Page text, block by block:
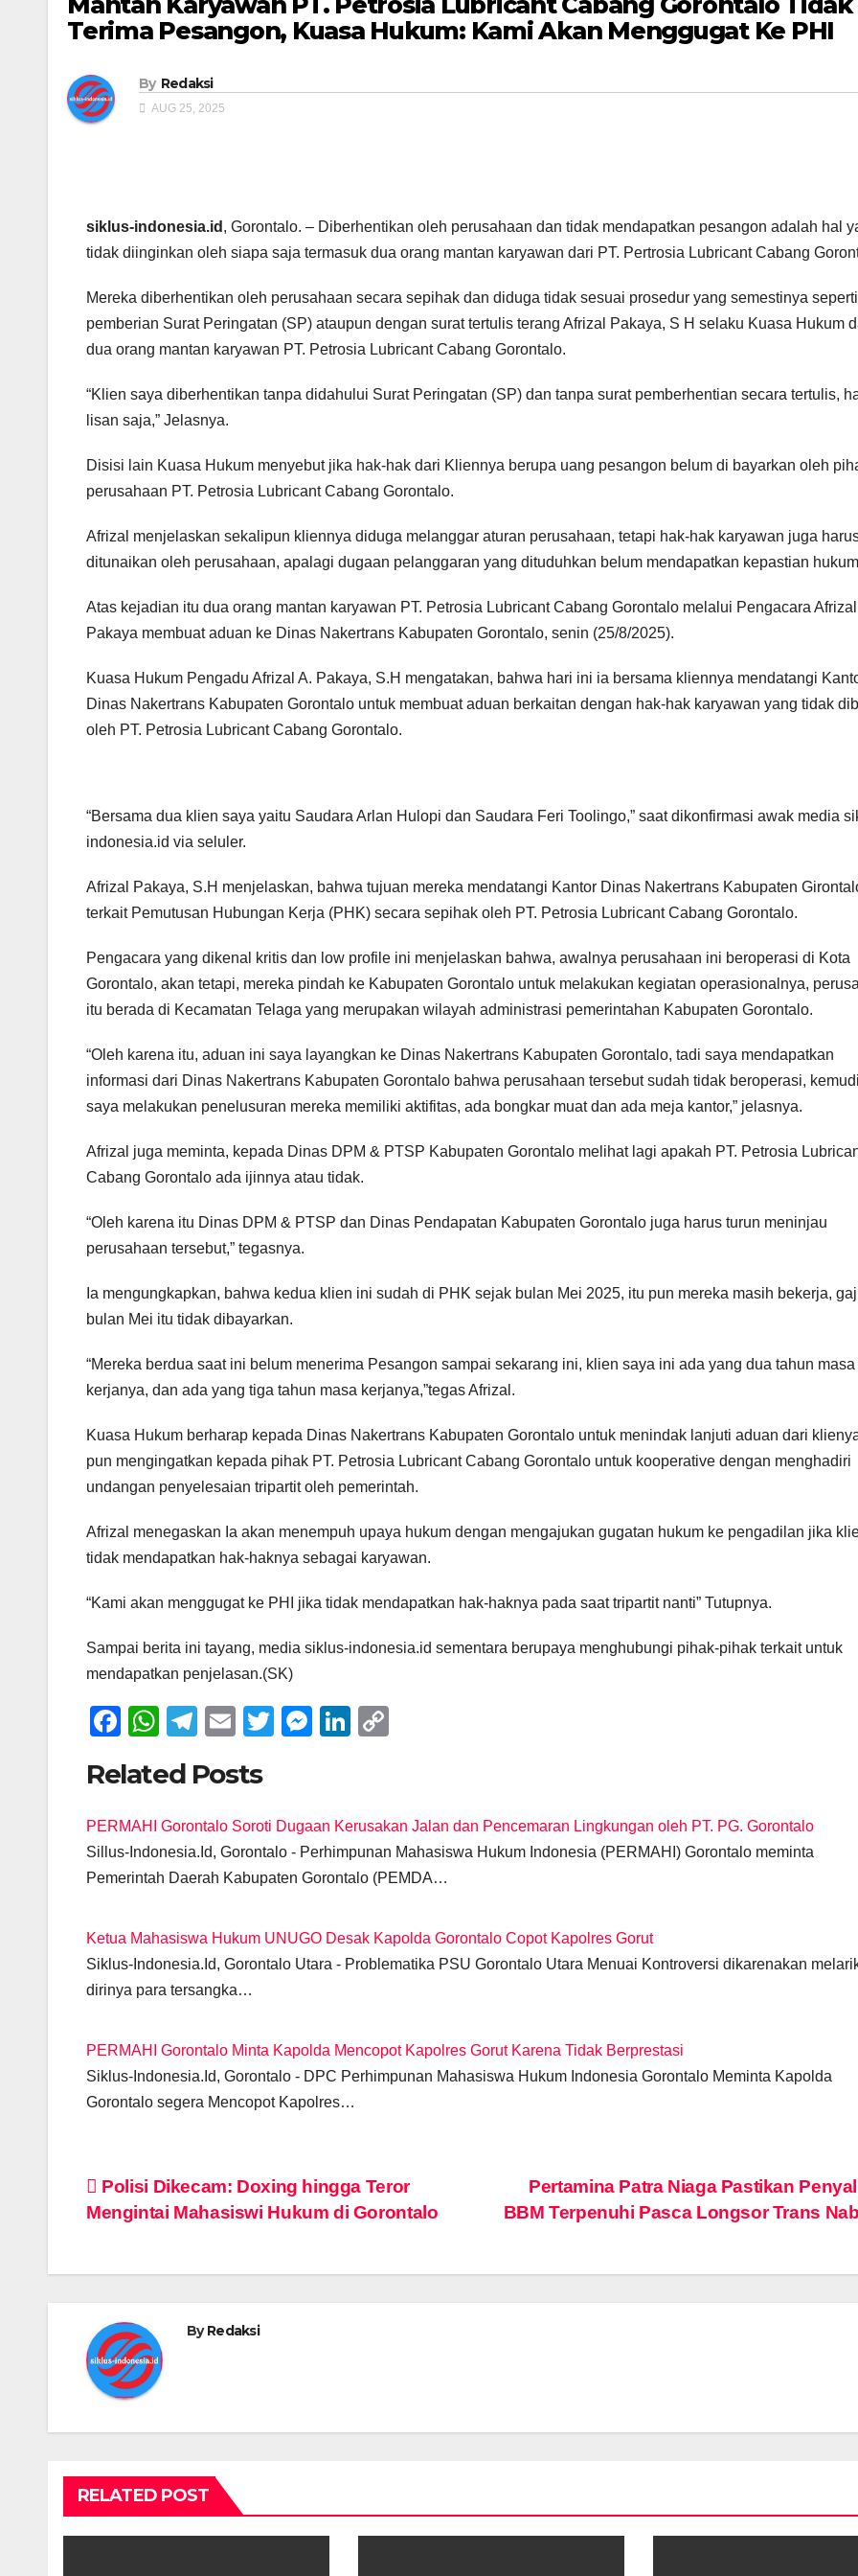
Terima Pesangon, Kuasa Hukum: Kami Akan Menggugat Ke PHI
By Redaksi
AUG 25, 2025
siklus-indonesia.id , Gorontalo. – Diberhentikan oleh perusahaan dan tidak mendapatkan pesangon adalah hal
tidak diinginkan oleh siapa saja termasuk dua orang mantan karyawan dari PT. Pertrosia Lubricant Cabang
Mereka diberhentikan oleh perusahaan secara sepihak dan diduga tidak sesuai prosedur yang semestinya seperti
pemberian Surat Peringatan (SP) ataupun dengan surat tertulis terang Afrizal Pakaya, S H selaku Kuasa Hukum
dua orang mantan karyawan PT. Petrosia Lubricant Cabang Gorontalo.
“Klien saya diberhentikan tanpa didahului Surat Peringatan (SP) dan tanpa surat pemberhentian secara tertulis,
lisan saja,” Jelasnya.
Disisi lain Kuasa Hukum menyebut jika hak-hak dari Kliennya berupa uang pesangon belum di bayarkan oleh
perusahaan PT. Petrosia Lubricant Cabang Gorontalo.
Afrizal menjelaskan sekalipun kliennya diduga melanggar aturan perusahaan, tetapi hak-hak karyawan juga
ditunaikan oleh perusahaan, apalagi dugaan pelanggaran yang dituduhkan belum mendapatkan kepastian
Atas kejadian itu dua orang mantan karyawan PT. Petrosia Lubricant Cabang Gorontalo melalui Pengacara Afrizal
Pakaya membuat aduan ke Dinas Nakertrans Kabupaten Gorontalo, senin (25/8/2025).
Kuasa Hukum Pengadu Afrizal A. Pakaya, S.H mengatakan, bahwa hari ini ia bersama kliennya mendatangi
Dinas Nakertrans Kabupaten Gorontalo untuk membuat aduan berkaitan dengan hak-hak karyawan yang tidak
oleh PT. Petrosia Lubricant Cabang Gorontalo.
“Bersama dua klien saya yaitu Saudara Arlan Hulopi dan Saudara Feri Toolingo,” saat dikonfirmasi awak media
indonesia.id via seluler.
Afrizal Pakaya, S.H menjelaskan, bahwa tujuan mereka mendatangi Kantor Dinas Nakertrans Kabupaten
terkait Pemutusan Hubungan Kerja (PHK) secara sepihak oleh PT. Petrosia Lubricant Cabang Gorontalo.
Pengacara yang dikenal kritis dan low profile ini menjelaskan bahwa, awalnya perusahaan ini beroperasi di Kota
Gorontalo, akan tetapi, mereka pindah ke Kabupaten Gorontalo untuk melakukan kegiatan operasionalnya,
itu berada di Kecamatan Telaga yang merupakan wilayah administrasi pemerintahan Kabupaten Gorontalo.
“Oleh karena itu, aduan ini saya layangkan ke Dinas Nakertrans Kabupaten Gorontalo, tadi saya mendapatkan
informasi dari Dinas Nakertrans Kabupaten Gorontalo bahwa perusahaan tersebut sudah tidak beroperasi,
saya melakukan penelusuran mereka memiliki aktifitas, ada bongkar muat dan ada meja kantor,” jelasnya.
Afrizal juga meminta, kepada Dinas DPM & PTSP Kabupaten Gorontalo melihat lagi apakah PT. Petrosia
Cabang Gorontalo ada ijinnya atau tidak.
“Oleh karena itu Dinas DPM & PTSP dan Dinas Pendapatan Kabupaten Gorontalo juga harus turun meninjau
perusahaan tersebut,” tegasnya.
Ia mengungkapkan, bahwa kedua klien ini sudah di PHK sejak bulan Mei 2025, itu pun mereka masih bekerja,
bulan Mei itu tidak dibayarkan.
“Mereka berdua saat ini belum menerima Pesangon sampai sekarang ini, klien saya ini ada yang dua tahun masa
kerjanya, dan ada yang tiga tahun masa kerjanya,”tegas Afrizal.
Kuasa Hukum berharap kepada Dinas Nakertrans Kabupaten Gorontalo untuk menindak lanjuti aduan dari
pun mengingatkan kepada pihak PT. Petrosia Lubricant Cabang Gorontalo untuk kooperative dengan menghadiri
undangan penyelesaian tripartit oleh pemerintah.
Afrizal menegaskan Ia akan menempuh upaya hukum dengan mengajukan gugatan hukum ke pengadilan jika
tidak mendapatkan hak-haknya sebagai karyawan.
“Kami akan menggugat ke PHI jika tidak mendapatkan hak-haknya pada saat tripartit nanti” Tutupnya.
Sampai berita ini tayang, media siklus-indonesia.id sementara berupaya menghubungi pihak-pihak terkait untuk
mendapatkan penjelasan.(SK)
F
c
e
b
o
k
W
at
s
A
p
T
e
gr
a
m
E
ail
T
er
M
e
n
g
Li
e
dI
n
y
Li
n
Related Posts
PERMAHI Gorontalo Soroti Dugaan Kerusakan Jalan dan Pencemaran Lingkungan oleh PT. PG. Gorontalo
Sillus-Indonesia.Id, Gorontalo - Perhimpunan Mahasiswa Hukum Indonesia (PERMAHI) Gorontalo meminta
Pemerintah Daerah Kabupaten Gorontalo (PEMDA…
Ketua Mahasiswa Hukum UNUGO Desak Kapolda Gorontalo Copot Kapolres Gorut
Siklus-Indonesia.Id, Gorontalo Utara - Problematika PSU Gorontalo Utara Menuai Kontroversi dikarenakan
dirinya para tersangka…
PERMAHI Gorontalo Minta Kapolda Mencopot Kapolres Gorut Karena Tidak Berprestasi
Siklus-Indonesia.Id, Gorontalo - DPC Perhimpunan Mahasiswa Hukum Indonesia Gorontalo Meminta Kapolda
Gorontalo segera Mencopot Kapolres…
Post
navigation
Pertamina Patra Niaga Pastikan
BBM Terpenuhi Pasca Longsor Trans
Polisi Dikecam: Doxing hingga Teror
Mengintai Mahasiswi Hukum di Gorontalo
ByRedaksi
RELATED POST